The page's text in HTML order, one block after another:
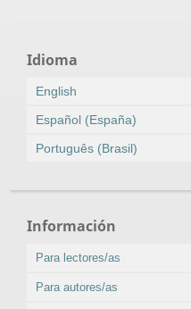
Idioma
English
Español (España)
Português (Brasil)
Información
Para lectores/as
Para autores/as